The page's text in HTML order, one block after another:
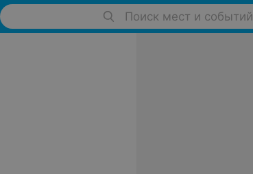
Поиск мест и событий